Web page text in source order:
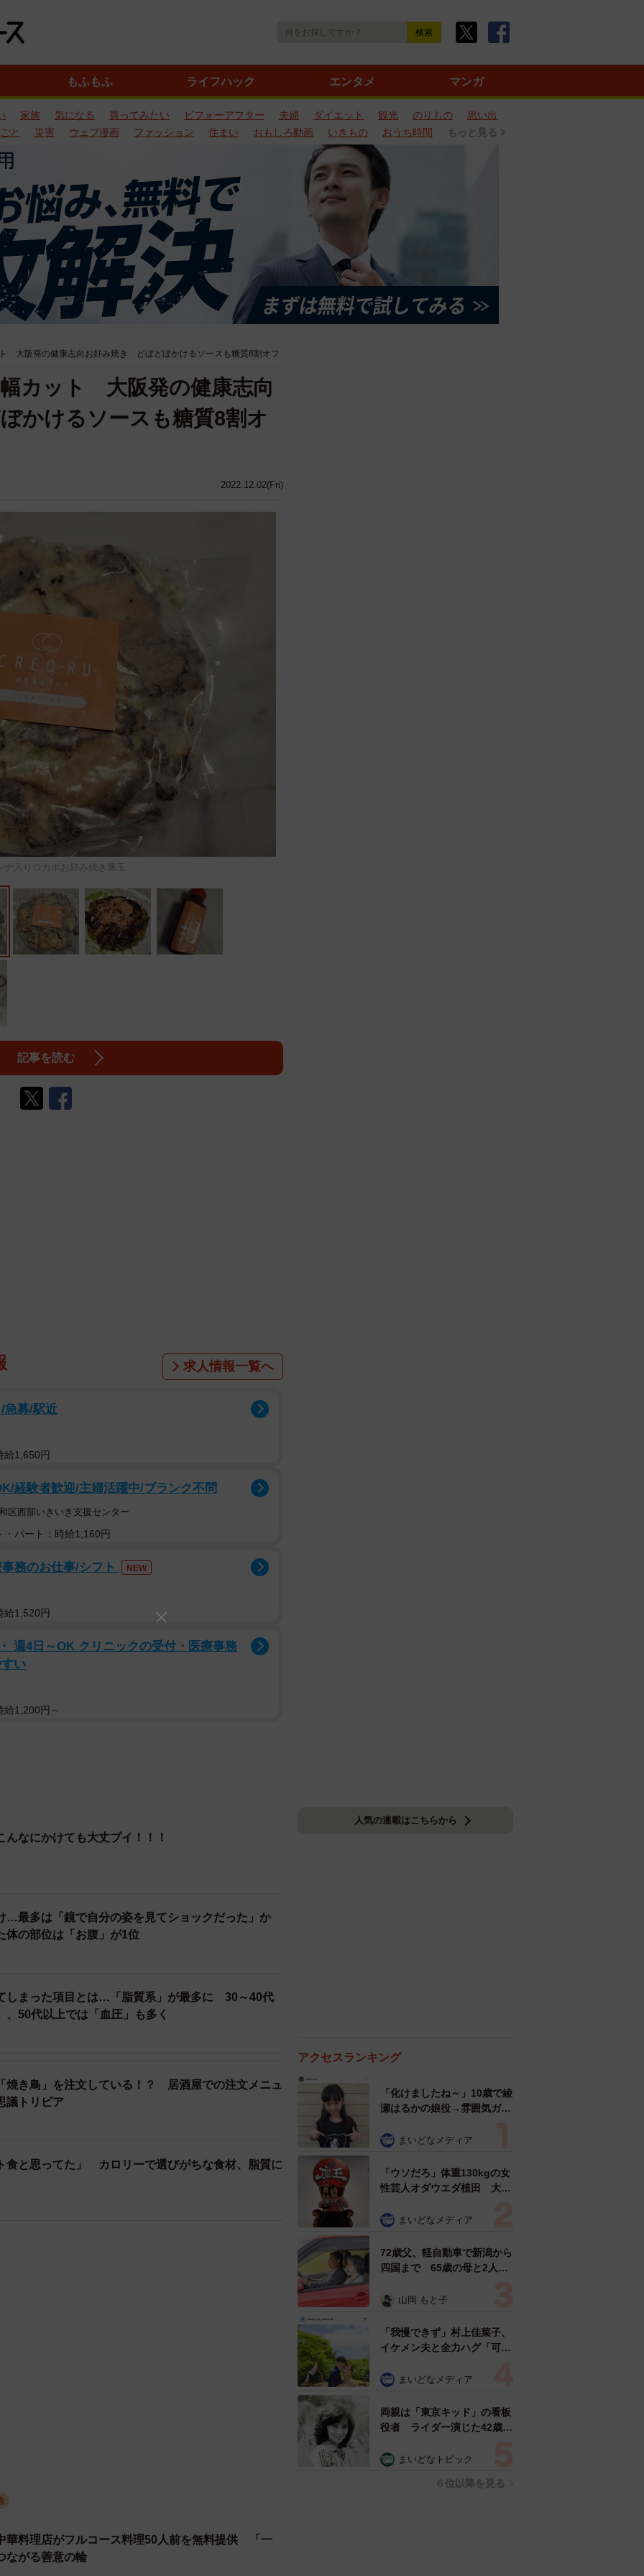
もふもふ ライフハック エンタメ マンガ
家族 気になる 買ってみたい ビフォーアフター 夫婦 ダイエット 観光 のりもの
思い出
と
災害 ウェブ漫画 ファッション 住まい おもしろ動画 いきもの おうち時間 もっと見る
大阪発の健康志向お好み焼き どぼどぼかけるソースも糖質8割オフ
2022.12.02(Fri)
カット 大阪発の健康志向
かけるソースも糖質8割オ
ナ入りロカボお好み焼き豚玉
記事を読む
求人情報一覧へ
急募/駅近
給1,650円
経験者歓迎/主婦活躍中/ブランク不問
区西部いきいき支援センター
・パート：時給1,160円
務のお仕事/シフト NEW
給1,520円
週4日～OK クリニックの受付・医療事務
い
給1,200円～
んなにかけても大丈ブイ！！！
…最多は「鏡で自分の姿を見てショックだった」か
の部位は「お腹」が1位
しまった項目とは…「脂質系」が最多に 30～40代
、50代以上では「血圧」も多く
焼き鳥」を注文している！？ 居酒屋での注文メニュ
議トリビア
食と思ってた」 カロリーで選びがちな食材、脂質に
華料理店がフルコース料理50人前を無料提供 「一
ながる善意の輪
人気の連載はこちらから
アクセスランキング
「化けましたね～」10歳で綾
瀬はるかの娘役→雰囲気ガラ
雰囲気が」「宝塚に入れそ
まいどなメディア
「ウソだろ」体重130kgの女
性芸人オダウエダ植田 大学
で」 まいどなメディア
72歳父、軽自動車で新潟から
四国まで 65歳の母と2人で
憩まで分刻み… 「大学生で
山岡 もと子
「我慢できず」村上佳菜子、
イケメン夫と全力ハグ「可愛
まいどなメディア
両親は「東京キッド」の看板
役者 ライダー演じた42歳元
ングフォト」計画を明言
まいどなトピック
６位以降を見る